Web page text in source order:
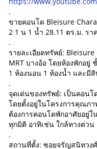
.
ขายคอนโด Bleisure
2 1 น 1 น้ำ 28.11 ตร.ม. รา
.
รายละเอียดทรัพย์:
MRT บางอ้อ โดยห้องพักอ
1 ห้องนอน 1 ห้องน้ำ และมี
.
จุดเด่นของทรัพย์: เป็นคอนโ
โดยตั้งอยู่ในโครงการคุณภ
ต้องการคอนโดพักอาศัยอยู่
ทุกมิติ อาทิเช่น ใกล้ทางด่วน
.
สถานที่ตั้ง: ซอยจรัญสนิทวง